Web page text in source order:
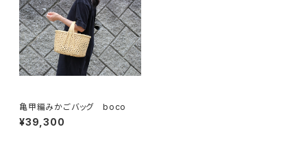
亀甲編みかごバッグ boco
¥39,300